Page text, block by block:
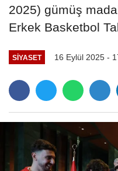
2025) gümüş
Erkek Basketbol
SIYASET 16 Eylül 2025 -